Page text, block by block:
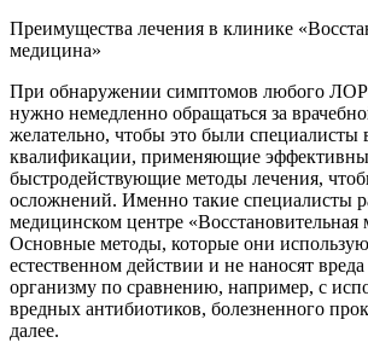
Преимущества лечения в клинике
медицина»
При обнаружении симптомов любого
нужно немедленно обращаться за
желательно, чтобы это были специалисты
квалификации, применяющие
быстродействующие методы лечения,
осложнений. Именно такие специалисты
медицинском центре «Восстановительная
Основные методы, которые они
естественном действии и не наносят
организму по сравнению, например, с
вредных антибиотиков, болезненного
далее.